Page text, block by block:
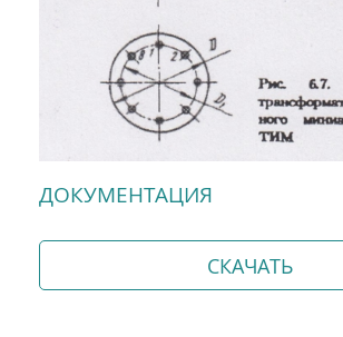
ДОКУМЕНТАЦИЯ
СКАЧАТЬ